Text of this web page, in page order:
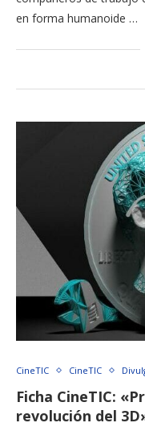
en forma humanoide …
CineTIC CineTIC
Ficha CineTIC:
revolución del